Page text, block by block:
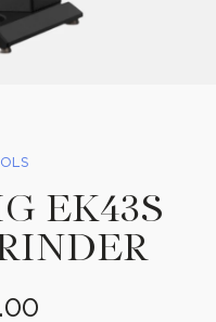
EK43S